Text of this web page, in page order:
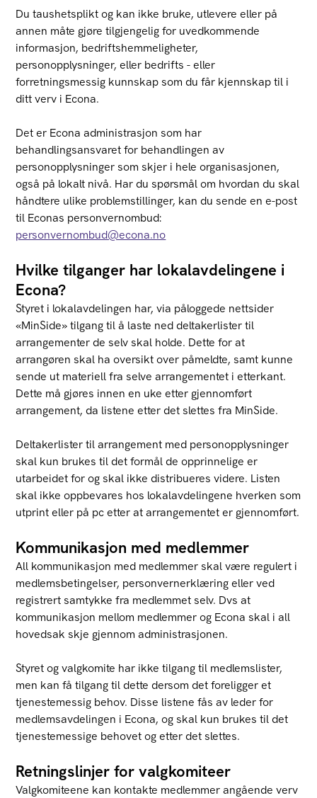
Du taushetsplikt og kan ikke bruke, utlevere eller på
annen måte gjøre tilgjengelig for uvedkommende
informasjon, bedriftshemmeligheter,
personopplysninger, eller bedrifts - eller
forretningsmessig kunnskap som du får kjennskap til i
ditt verv i Econa.
Det er Econa administrasjon som har
behandlingsansvaret for behandlingen av
personopplysninger som skjer i hele organisasjonen,
også på lokalt nivå. Har du spørsmål om hvordan du skal
håndtere ulike problemstillinger, kan du sende en e-post
til Econas personvernombud:
personvernombud@econa.no
Hvilke tilganger har lokalavdelingene i
Econa?
Styret i lokalavdelingen har, via påloggede nettsider
«MinSide» tilgang til å laste ned deltakerlister til
arrangementer de selv skal holde. Dette for at
arrangøren skal ha oversikt over påmeldte, samt kunne
sende ut materiell fra selve arrangementet i etterkant.
Dette må gjøres innen en uke etter gjennomført
arrangement, da listene etter det slettes fra MinSide.
Deltakerlister til arrangement med personopplysninger
skal kun brukes til det formål de opprinnelige er
utarbeidet for og skal ikke distribueres videre. Listen
skal ikke oppbevares hos lokalavdelingene hverken som
utprint eller på pc etter at arrangementet er gjennomført.
Kommunikasjon med medlemmer
All kommunikasjon med medlemmer skal være regulert i
medlemsbetingelser, personvernerklæring eller ved
registrert samtykke fra medlemmet selv. Dvs at
kommunikasjon mellom medlemmer og Econa skal i all
hovedsak skje gjennom administrasjonen.
Styret og valgkomite har ikke tilgang til medlemslister,
men kan få tilgang til dette dersom det foreligger et
tjenestemessig behov. Disse listene fås av leder for
medlemsavdelingen i Econa, og skal kun brukes til det
tjenestemessige behovet og etter det slettes.
Retningslinjer for valgkomiteer
Valgkomiteene kan kontakte medlemmer angående verv